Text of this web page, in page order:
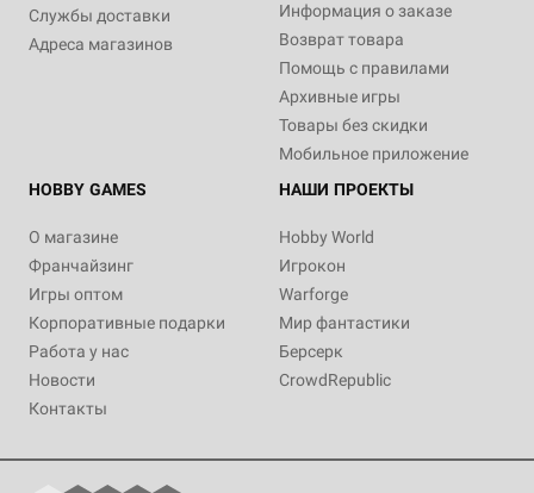
Службы доставки
Адреса магазинов
Информация о заказе
Возврат товара
Помощь с правилами
Архивные игры
Товары без скидки
Мобильное приложение
HOBBY GAMES
О магазине
Франчайзинг
Игры оптом
Корпоративные подарки
Работа у нас
Новости
Контакты
НАШИ ПРОЕКТЫ
Hobby World
Игрокон
Warforge
Мир фантастики
Берсерк
CrowdRepublic